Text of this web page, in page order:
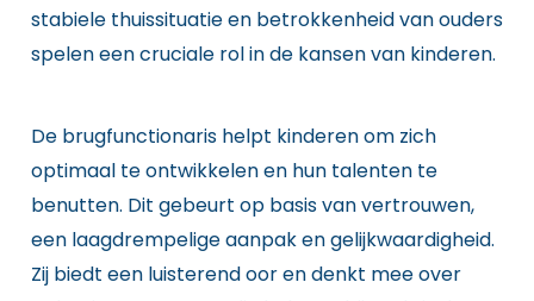
stabiele thuissituatie en betrokkenheid van ouders
spelen een cruciale rol in de kansen van kinderen.
De brugfunctionaris helpt kinderen om zich
optimaal te ontwikkelen en hun talenten te
benutten. Dit gebeurt op basis van vertrouwen,
een laagdrempelige aanpak en gelijkwaardigheid.
Zij biedt een luisterend oor en denkt mee over